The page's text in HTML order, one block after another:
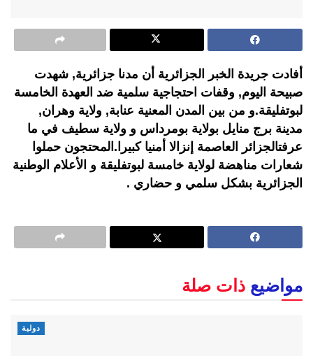
أفادت جريدة الخبر الجزائرية أن مدنا جزائرية, شهدت
صبيحة اليوم, وقفات احتجاجية سلمية ضد العهدة الخامسة
لبوتفليقة.و من بين المدن المعنية عنابة, ولاية وهران,
مدينة برج منايل بولاية بومرداس و ولاية سطيف في ما
عرفتالجزائر العاصمة إنزالا أمنيا كبيرا.المحتجون حملوا
شعارات مناهضة لولاية خامسة لبوتفليقة و الأعلام الوطنية
الجزائرية بشكل سلمي و حضاري .
مواضيع ذات صلة
دولية